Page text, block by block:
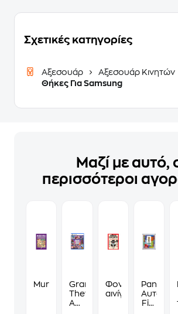
Σχετικές κατηγορίες
Αξεσουάρ Αξεσουάρ Κινητών
Θήκες Για Samsung
Μαζί με αυτό,
περισσότεροι
MurdokuGrand
Theft
Auto
Φονικά
αινίγματα
Panini
Fifa